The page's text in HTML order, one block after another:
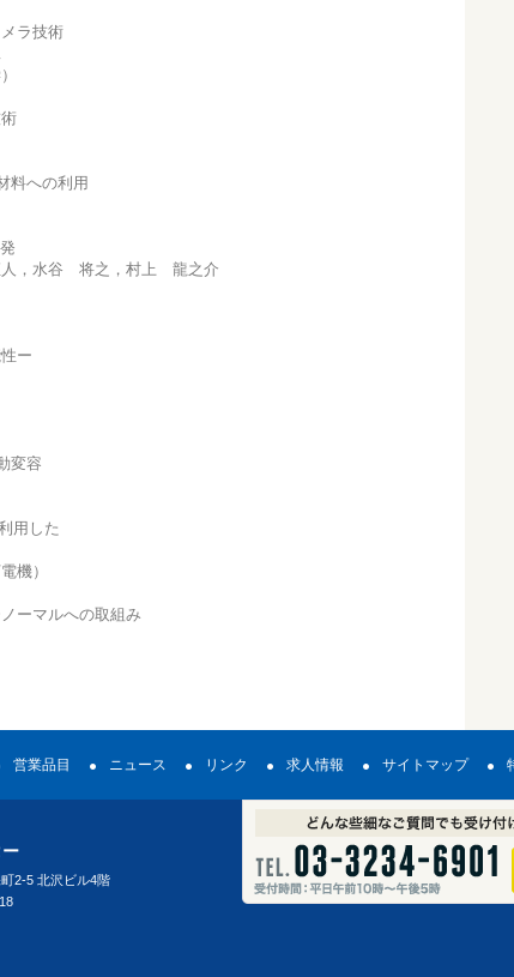
ラ技術
料への利用
，水谷 将之，村上 龍之介
ー
変容
用した
機）
ーマルへの取組み
営業品目 ニュース リンク 求人情報 サイトマップ
2-5 北沢ビル4階